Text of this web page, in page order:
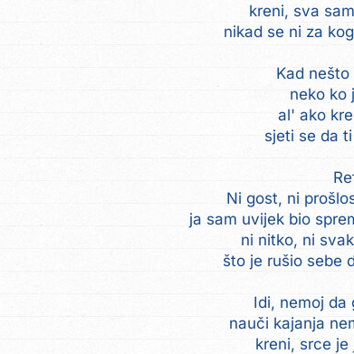
kreni, sva
nikad se ni za
Kad
neko ko
al' ako
sjeti se da
Ni gost, ni
ja sam uvijek bio
ni nitko, ni
što je rušio sebe
Idi, nemoj da
nauči kajanja
kreni, srce